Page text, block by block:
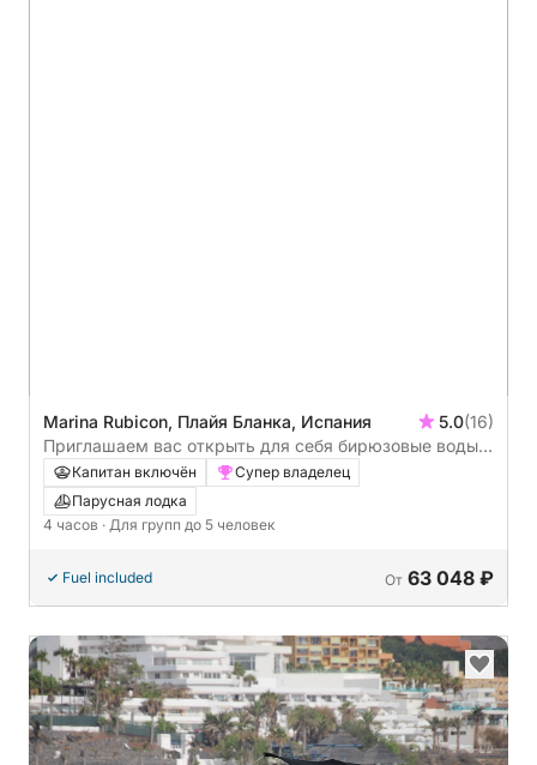
Marina Rubicon, Плайя Бланка, Испания 5.0(16)
Приглашаем вас открыть для себя бирюзовые воды
Папагайо на борту нашей частной парусной яхты —
вас ждет незабываемое путешествие.
Капитан включён
Супер владелец
Парусная лодка
4 часов · Для групп до 5 человек
Fuel included От 63 048 ₽